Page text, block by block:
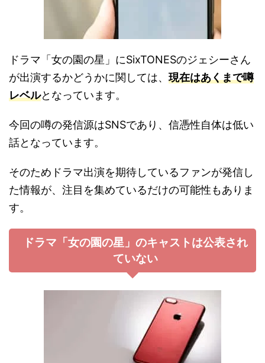
ドラマ「女の園の星」にSixTONESのジェシーさん
が出演するかどうかに関しては、 現在はあくまで噂
レベルとなっています。
今回の噂の発信源はSNSであり、信憑性自体は低い
話となっています。
そのためドラマ出演を期待しているファンが発信し
た情報が、注目を集めているだけの可能性もありま
す。
ドラマ「女の園の星」のキャストは公表され
ていない